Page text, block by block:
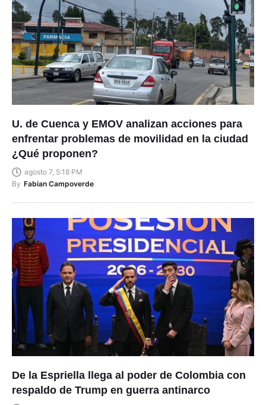
U. de Cuenca y EMOV analizan acciones para
enfrentar problemas de movilidad en la ciudad
¿Qué proponen?
agosto 7, 5:18 PM
By
Fabian Campoverde
De la Espriella llega al poder de Colombia con
respaldo de Trump en guerra antinarco
agosto 7, 5:05 PM